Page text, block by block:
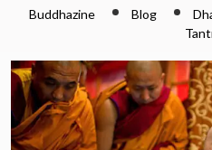
Buddhazine Blog